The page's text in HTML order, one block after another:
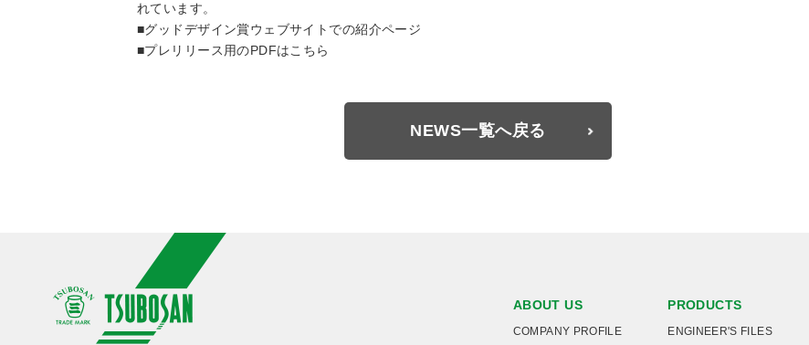
れています。
■グッドデザイン賞ウェブサイトでの紹介ページ
■プレリリース用のPDFはこちら
NEWS一覧へ戻る
ABOUT US
COMPANY PROFILE
PRODUCTS
ENGINEER'S FILES